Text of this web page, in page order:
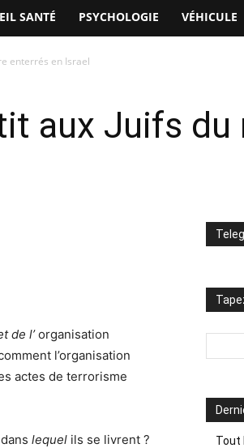
SANTÉ PSYCHOLOGIE VÉHICULE
enterrés en Israel
aux Juifs du
de l’organisation
l’organisation
actes de terrorisme
lequel ils se livrent ?
Tout